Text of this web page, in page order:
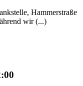
Hammerstraße
wir (...)